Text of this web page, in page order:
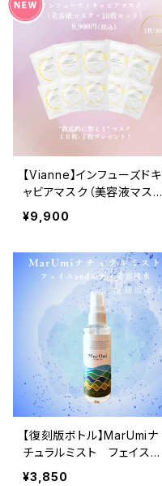
【Vianne】インフューズドキ
ャビアマスク（美容液マス
ク）10枚セット+1枚プレゼン
¥9,900
【復刻版ボトル】MarUmiナ
チュラルミスト フェイスan
dボディ美容液水150ml
¥3,850